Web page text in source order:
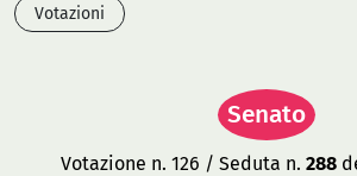
Votazioni
Senato
Votazione n. 126 / Seduta n. 288